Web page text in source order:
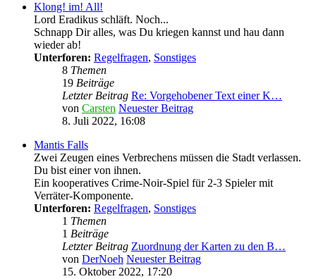
Klong! im! All!
Lord Eradikus schläft. Noch...
Schnapp Dir alles, was Du kriegen kannst und hau dann
wieder ab!
Unterforen: Regelfragen, Sonstiges
8 Themen
19 Beiträge
Letzter Beitrag Re: Vorgehobener Text einer K…
von Carsten Neuester Beitrag
8. Juli 2022, 16:08
Mantis Falls
Zwei Zeugen eines Verbrechens müssen die Stadt verlassen.
Du bist einer von ihnen.
Ein kooperatives Crime-Noir-Spiel für 2-3 Spieler mit
Verräter-Komponente.
Unterforen: Regelfragen, Sonstiges
1 Themen
1 Beiträge
Letzter Beitrag Zuordnung der Karten zu den B…
von DerNoeh Neuester Beitrag
15. Oktober 2022, 17:20